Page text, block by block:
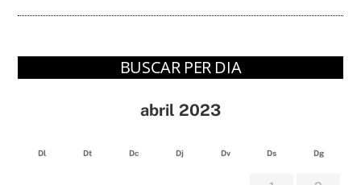
BUSCAR PER DIA
abril 2023
Dl Dt Dc Dj Dv Ds Dg